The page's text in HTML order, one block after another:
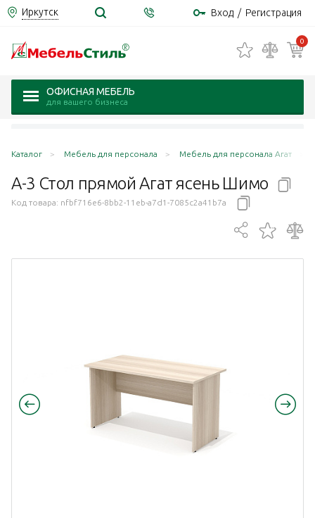
Иркутск Вход / Регистрация
0
ОФИСНАЯ МЕБЕЛЬ
для вашего бизнеса
Каталог Мебель для персонала Мебель для персонала Агат
А-3 Стол прямой Агат ясень Шимо
Код товара: nfbf716e6-8bb2-11eb-a7d1-7085c2a41b7a